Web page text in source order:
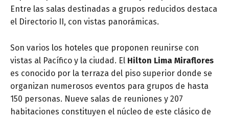
Entre las salas destinadas a grupos reducidos destaca
el Directorio II, con vistas panorámicas.
Son varios los hoteles que proponen reunirse con
vistas al Pacífico y la ciudad. El Hilton Lima Miraflores
es conocido por la terraza del piso superior donde se
organizan numerosos eventos para grupos de hasta
150 personas. Nueve salas de reuniones y 207
habitaciones constituyen el núcleo de este clásico de